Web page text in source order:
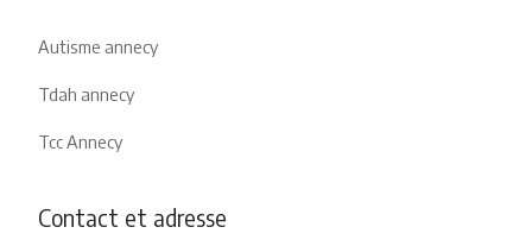
Autisme annecy
Tdah annecy
Tcc Annecy
Contact et adresse